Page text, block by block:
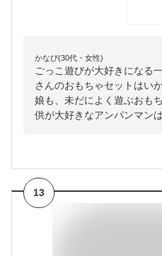
かなぴ(30代・女性)
ごっこ遊びが大好きになる
さんのおもちゃセットはい
娘も、未だによく遊ぶおも
供が大好きなアンパンマン
13